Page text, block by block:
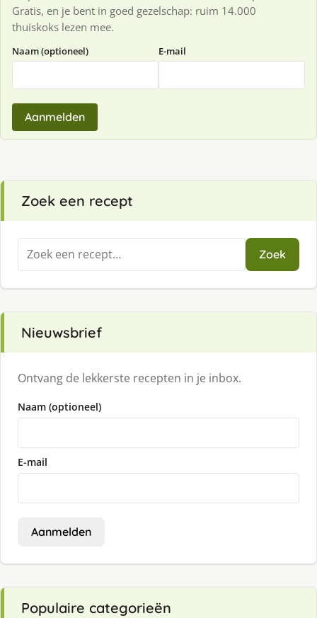
Gratis, en je bent in goed gezelschap: ruim 14.000
thuiskoks lezen mee.
Naam (optioneel) E-mail
Aanmelden
Zoek een recept
Zoeken
naar:
Zoek
Nieuwsbrief
Ontvang de lekkerste recepten in je inbox.
Naam (optioneel)
E-mail
Aanmelden
Populaire categorieën